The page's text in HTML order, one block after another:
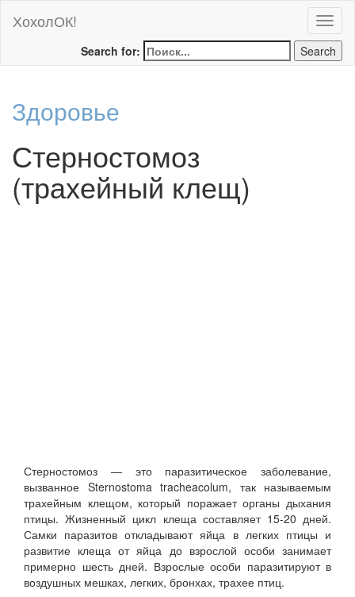
ХохолОК!
Search for: Search
Здоровье
Стерностомоз
(трахейный клещ)
Стерностомоз — это паразитическое заболевание,
вызванное Sternostoma tracheacolum, так называемым
трахейным клещом, который поражает органы дыхания
птицы. Жизненный цикл клеща составляет 15-20 дней.
Самки паразитов откладывают яйца в легких птицы и
развитие клеща от яйца до взрослой особи занимает
примерно шесть дней. Взрослые особи паразитируют в
воздушных мешках, легких, бронхах, трахее птиц.